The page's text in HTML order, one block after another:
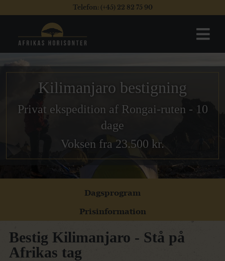
Telefon: (+45) 22 82 75 90
Kilimanjaro bestigning
Privat ekspedition af Rongai-ruten - 10
dage
Voksen fra 23.500 kr.
Dagsprogram
Prisinformation
Bestig Kilimanjaro - Stå på
Afrikas tag